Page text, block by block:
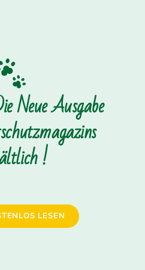
Neue Ausgabe
!
LESEN